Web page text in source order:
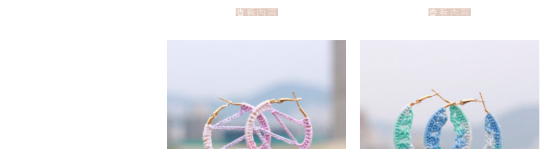
查看內容 查看內容